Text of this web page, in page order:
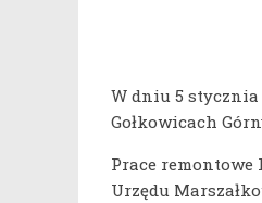
W dniu 5 stycznia
Gołkowicach
Prace remontowe
Urzędu